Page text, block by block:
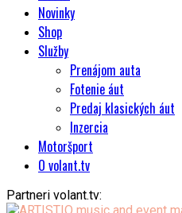
Novinky
Shop
Služby
Prenájom auta
Fotenie áut
Predaj klasických áut
Inzercia
Motoršport
O volant.tv
Partneri volant.tv: